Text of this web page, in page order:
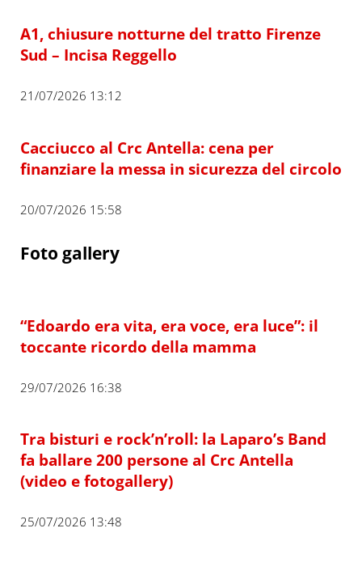
A1, chiusure notturne del tratto Firenze
Sud – Incisa Reggello
21/07/2026 13:12
Cacciucco al Crc Antella: cena per
finanziare la messa in sicurezza del circolo
20/07/2026 15:58
Foto gallery
“Edoardo era vita, era voce, era luce”: il
toccante ricordo della mamma
29/07/2026 16:38
Tra bisturi e rock’n’roll: la Laparo’s Band
fa ballare 200 persone al Crc Antella
(video e fotogallery)
25/07/2026 13:48